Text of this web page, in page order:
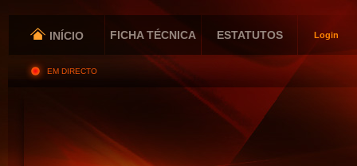
INÍCIO FICHA TÉCNICA ESTATUTOS Login
EM DIRECTO